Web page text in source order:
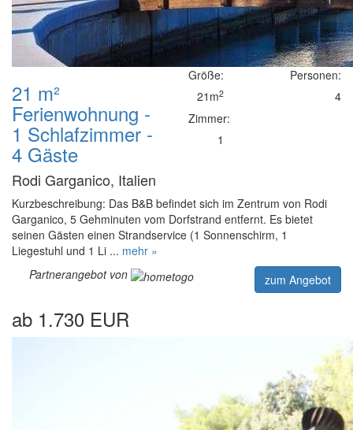
21 m²
Ferienwohnung -
1 Schlafzimmer -
4 Gäste
Rodi Garganico, Italien
Größe:
21m2
Zimmer:
1
Personen:
4
Kurzbeschreibung: Das B&B befindet sich im Zentrum von Rodi
Garganico, 5 Gehminuten vom Dorfstrand entfernt. Es bietet
seinen Gästen einen Strandservice (1 Sonnenschirm, 1
Liegestuhl und 1 Li ... mehr »
Partnerangebot von
zum Angebot
ab 1.730 EUR